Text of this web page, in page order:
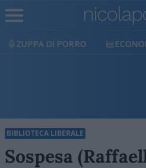
ECONOMIA LIBERILIBRI
BIBLIOTECA LIBERALE
Sospesa